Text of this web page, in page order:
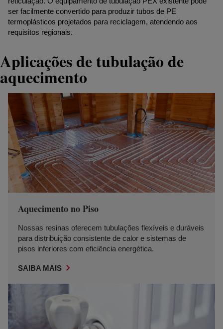
ser facilmente convertido para produzir tubos de PE
termoplásticos projetados para reciclagem, atendendo aos
requisitos regionais.
Aplicações de tubulação de
aquecimento
Aquecimento no Piso
Nossas resinas oferecem tubulações flexíveis e duráveis
para distribuição consistente de calor e sistemas de
pisos inferiores com eficiência energética.
SAIBA MAIS